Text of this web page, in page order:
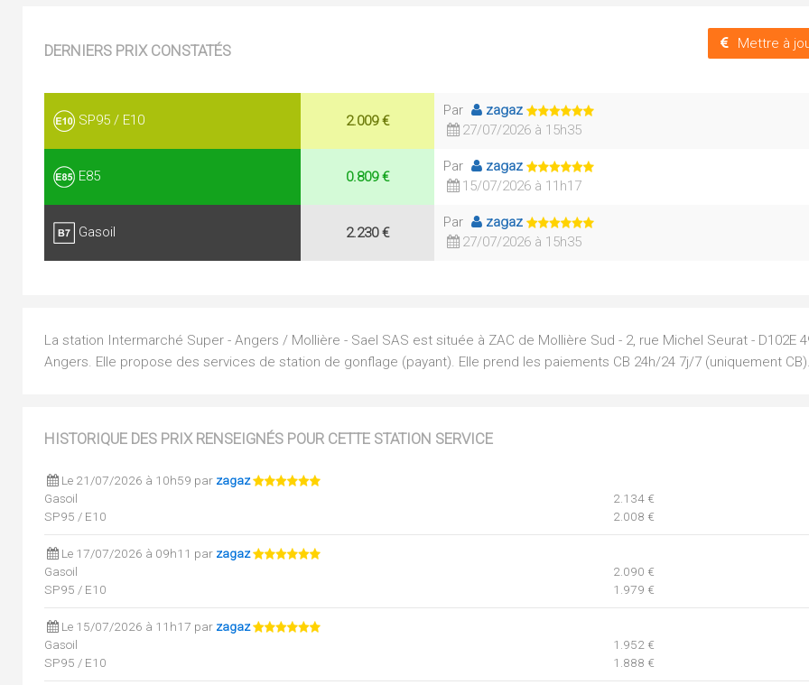
DERNIERS PRIX CONSTATÉS Mettre à
SP95 / E10 2.009 €
Par
zagaz
27/07/2026 à 15h35
E85 0.809 €
Par
zagaz
15/07/2026 à 11h17
Gasoil 2.230 €
Par
zagaz
27/07/2026 à 15h35
La station Intermarché Super - Angers / Mollière - Sael SAS est située à ZAC de Mollière Sud - 2, rue Michel Seurat - D102E
Angers. Elle propose des services de station de gonflage (payant). Elle prend les paiements CB 24h/24 7j/7 (uniquement CB).
HISTORIQUE DES PRIX RENSEIGNÉS POUR CETTE STATION SERVICE
Le 21/07/2026 à 10h59 par zagaz
Gasoil
2.134 €
SP95 / E10
2.008 €
Le 17/07/2026 à 09h11 par zagaz
Gasoil
2.090 €
SP95 / E10
1.979 €
Le 15/07/2026 à 11h17 par zagaz
Gasoil
1.952 €
SP95 / E10
1.888 €